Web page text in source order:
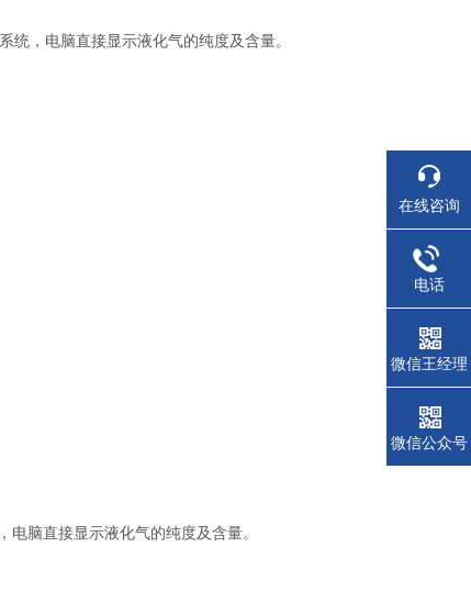
统，电脑直接显示液化气的纯度及含量。
脑直接显示液化气的纯度及含量。
在线咨询
电话
微信王经理
微信公众号